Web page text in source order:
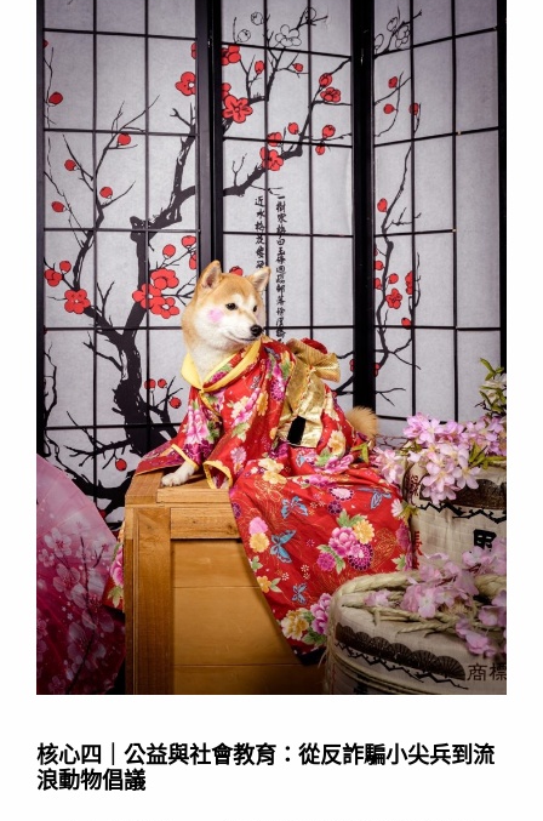
核心四｜公益與社會教育：從反詐騙小尖兵到流
浪動物倡議